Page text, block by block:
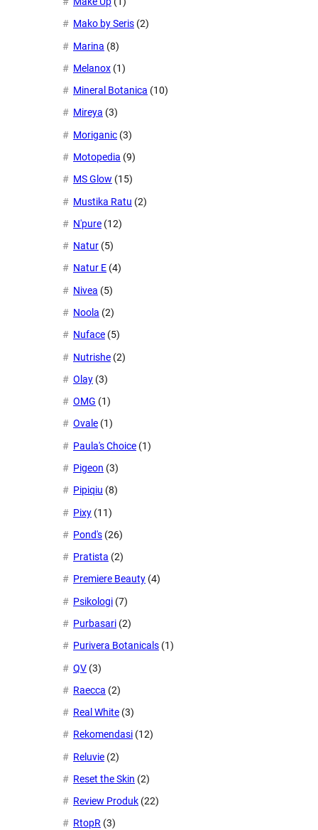
Mako by Seris (2)
Marina (8)
Melanox (1)
Mineral Botanica (10)
Mireya (3)
Moriganic (3)
Motopedia (9)
MS Glow (15)
Mustika Ratu (2)
N'pure (12)
Natur (5)
Natur E (4)
Nivea (5)
Noola (2)
Nuface (5)
Nutrishe (2)
Olay (3)
OMG (1)
Ovale (1)
Paula's Choice (1)
Pigeon (3)
Pipiqiu (8)
Pixy (11)
Pond's (26)
Pratista (2)
Premiere Beauty (4)
Psikologi (7)
Purbasari (2)
Purivera Botanicals (1)
QV (3)
Raecca (2)
Real White (3)
Rekomendasi (12)
Reluvie (2)
Reset the Skin (2)
Review Produk (22)
RtopR (3)